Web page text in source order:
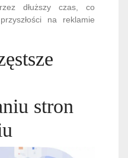
dłuższy czas, co
na reklamie
stron